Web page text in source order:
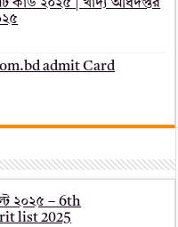
কার্ড ২০২৫ | খাদ্য অধিদপ্তর
admit Card
২০২৫ – 6th
list 2025